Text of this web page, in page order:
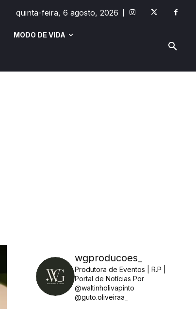
quinta-feira, 6 agosto, 2026
MODO DE VIDA
wgproducoes_
Produtora de Eventos | R.P |
Portal de Notícias Por
@waltinholivapinto
@guto.oliveiraa_